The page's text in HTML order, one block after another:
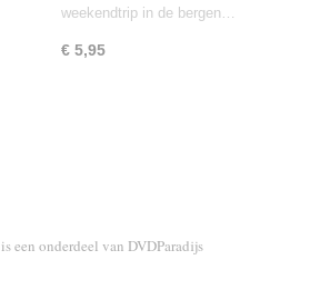
weekendtrip in de bergen…
€ 5,95
een onderdeel van DVDParadijs